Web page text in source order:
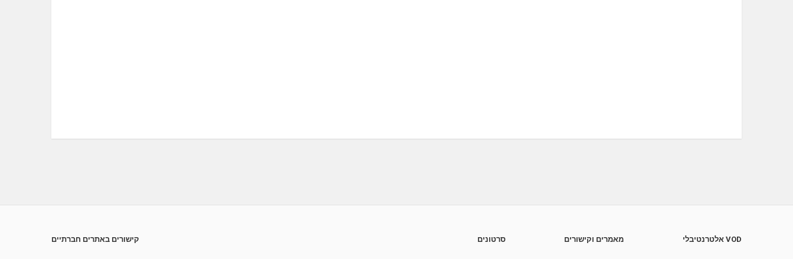
VOD אלטרנטיבלי מאמרים וקישורים סרטונים קישורים באתרים חברתיים